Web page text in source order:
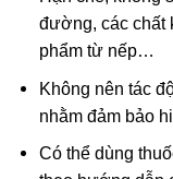
đường, các chất
phẩm từ nếp…
Không nên tác
nhằm đảm bảo
Có thể dùng